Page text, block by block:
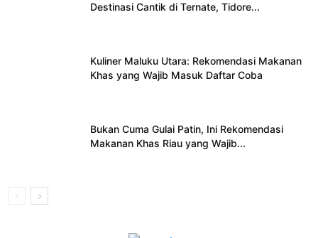
Destinasi Cantik di Ternate, Tidore...
Kuliner Maluku Utara: Rekomendasi Makanan
Khas yang Wajib Masuk Daftar Coba
Bukan Cuma Gulai Patin, Ini Rekomendasi
Makanan Khas Riau yang Wajib...